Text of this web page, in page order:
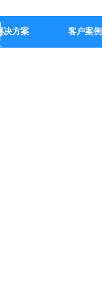
决方案 客户案例